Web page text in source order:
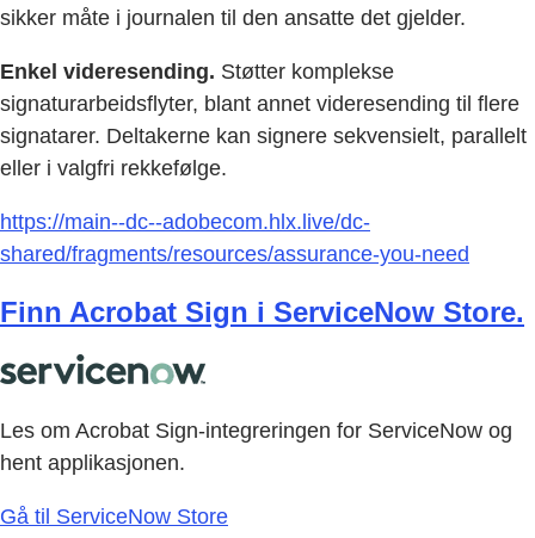
sikker måte i journalen til den ansatte det gjelder.
Enkel videresending. Støtter komplekse
signaturarbeidsflyter, blant annet videresending til flere
signatarer. Deltakerne kan signere sekvensielt, parallelt
eller i valgfri rekkefølge.
https://main--dc--adobecom.hlx.live/dc-
shared/fragments/resources/assurance-you-need
Finn Acrobat Sign i ServiceNow Store.
Les om Acrobat Sign-integreringen for ServiceNow og
hent applikasjonen.
Gå til ServiceNow Store